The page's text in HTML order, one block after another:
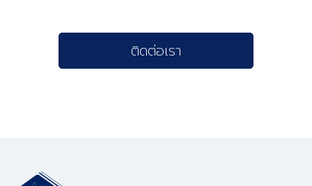
ติดต่อเรา